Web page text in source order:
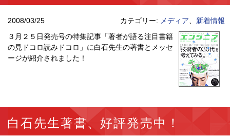
2008/03/25 カテゴリー: メディア
新着情報
３月２５日発売号の特集記事「著者が語る注目書籍
の見ドコロ読みドコロ」に白石先生の著書とメッセ
ージが紹介されました！
白石先生著書、好評発売中！